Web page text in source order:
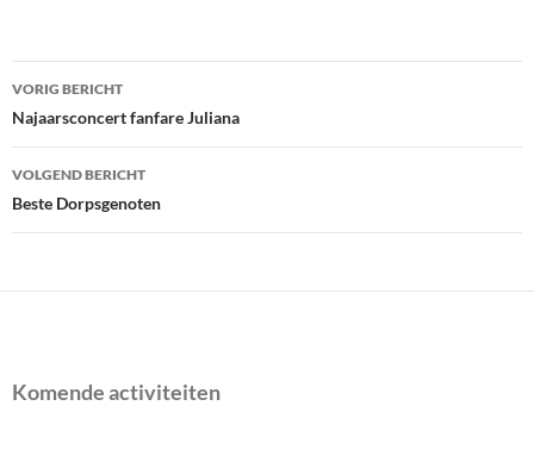
Bericht
navigatie
VORIG BERICHT
Najaarsconcert fanfare Juliana
VOLGEND BERICHT
Beste Dorpsgenoten
Komende activiteiten